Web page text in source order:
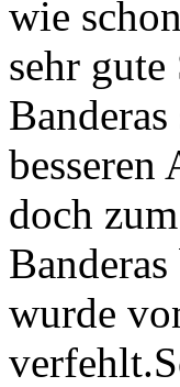
wie
sehr
doch
wurde